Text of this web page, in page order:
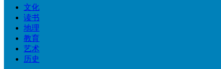
文化
读书
地理
教育
艺术
历史